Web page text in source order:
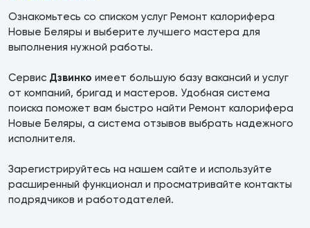
Ознакомьтесь со списком услуг Ремонт калорифера
Новые Беляры и выберите лучшего мастера для
выполнения нужной работы.
Сервис Дзвинко имеет большую базу вакансий и услуг
от компаний, бригад и мастеров. Удобная система
поиска поможет вам быстро найти Ремонт калорифера
Новые Беляры, а система отзывов выбрать надежного
исполнителя.
Зарегистрируйтесь на нашем сайте и используйте
расширенный функционал и просматривайте контакты
подрядчиков и работодателей.